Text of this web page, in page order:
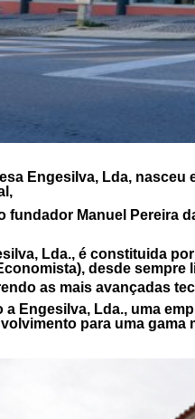
Engesilva, Lda, nasceu
fundador Manuel Pereira
Lda., é constituida
desde
a Engesilva, Lda., uma
para uma gama
as mais avançadas